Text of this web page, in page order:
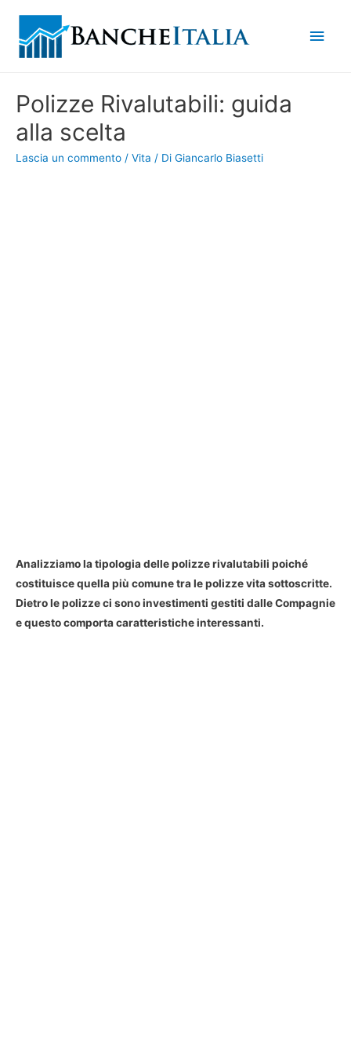
Polizze Rivalutabili: guida
alla scelta
Lascia un commento / Vita / Di Giancarlo Biasetti
Analizziamo la tipologia delle polizze rivalutabili poiché
costituisce quella più comune tra le polizze vita sottoscritte.
Dietro le polizze ci sono investimenti gestiti dalle Compagnie
e questo comporta caratteristiche interessanti.